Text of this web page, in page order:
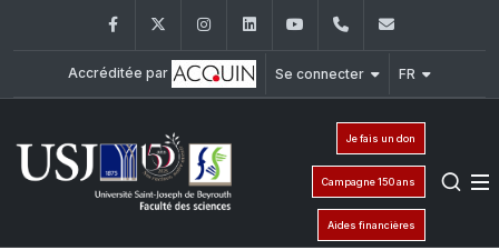
FacebookTwitter InstagramLinkedInYouTube+961 (1) 421 368
Accréditée par Se connecter FR
Je fais un don
Campagne 150 ans
Aides financières